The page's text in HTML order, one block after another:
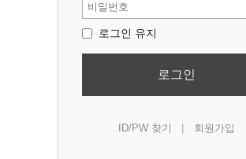
로그인 유지
로그인
ID/PW 찾기 | 회원가입